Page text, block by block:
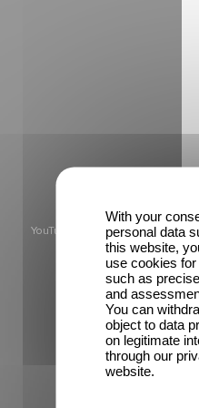
YouTube est désactivé.
Autoriser
With your
personal data
this website,
use cookies
such as
and
You can
object to data
on legitimate
through our
website.